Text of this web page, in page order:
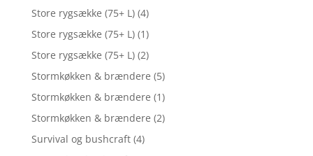
Store rygsække (75+ L) (4)
Store rygsække (75+ L) (1)
Store rygsække (75+ L) (2)
Stormkøkken & brændere (5)
Stormkøkken & brændere (1)
Stormkøkken & brændere (2)
Survival og bushcraft (4)